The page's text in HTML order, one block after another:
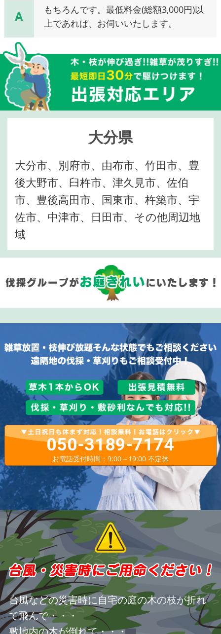
A
もちろんです。最低料金(総額3,000円)以
上であれば、お伺いいたします。
大分県
大分市、別府市、由布市、竹田市、豊
後大野市、臼杵市、津久見市、佐伯
市、豊後高田市、国東市、杵築市、宇
佐市、中津市、日田市、その他周辺地
域
050-3189-7174
お電話受付時間：9:00～19:00 不定休
台風などの災害時に自宅の庭の木の枝が折れ
て飛んで・・・
敷地内の木が倒れて・・・